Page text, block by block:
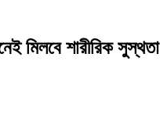
মিলবে শারীরিক সুস্থতা